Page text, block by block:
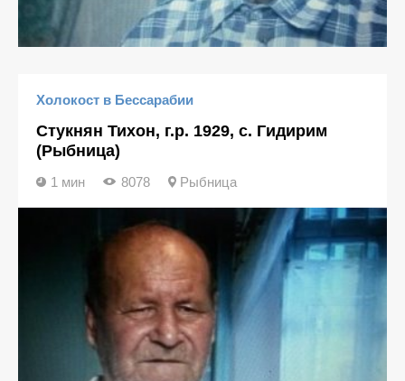
Холокост в Бессарабии
Стукнян Тихон, г.р. 1929, с. Гидирим
(Рыбница)
1 мин 8078 Рыбница